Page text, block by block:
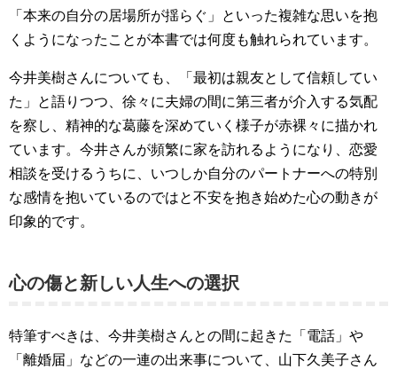
「本来の自分の居場所が揺らぐ」といった複雑な思いを抱
くようになったことが本書では何度も触れられています。
今井美樹さんについても、「最初は親友として信頼してい
た」と語りつつ、徐々に夫婦の間に第三者が介入する気配
を察し、精神的な葛藤を深めていく様子が赤裸々に描かれ
ています。今井さんが頻繁に家を訪れるようになり、恋愛
相談を受けるうちに、いつしか自分のパートナーへの特別
な感情を抱いているのではと不安を抱き始めた心の動きが
印象的です。
心の傷と新しい人生への選択
特筆すべきは、今井美樹さんとの間に起きた「電話」や
「離婚届」などの一連の出来事について、山下久美子さん